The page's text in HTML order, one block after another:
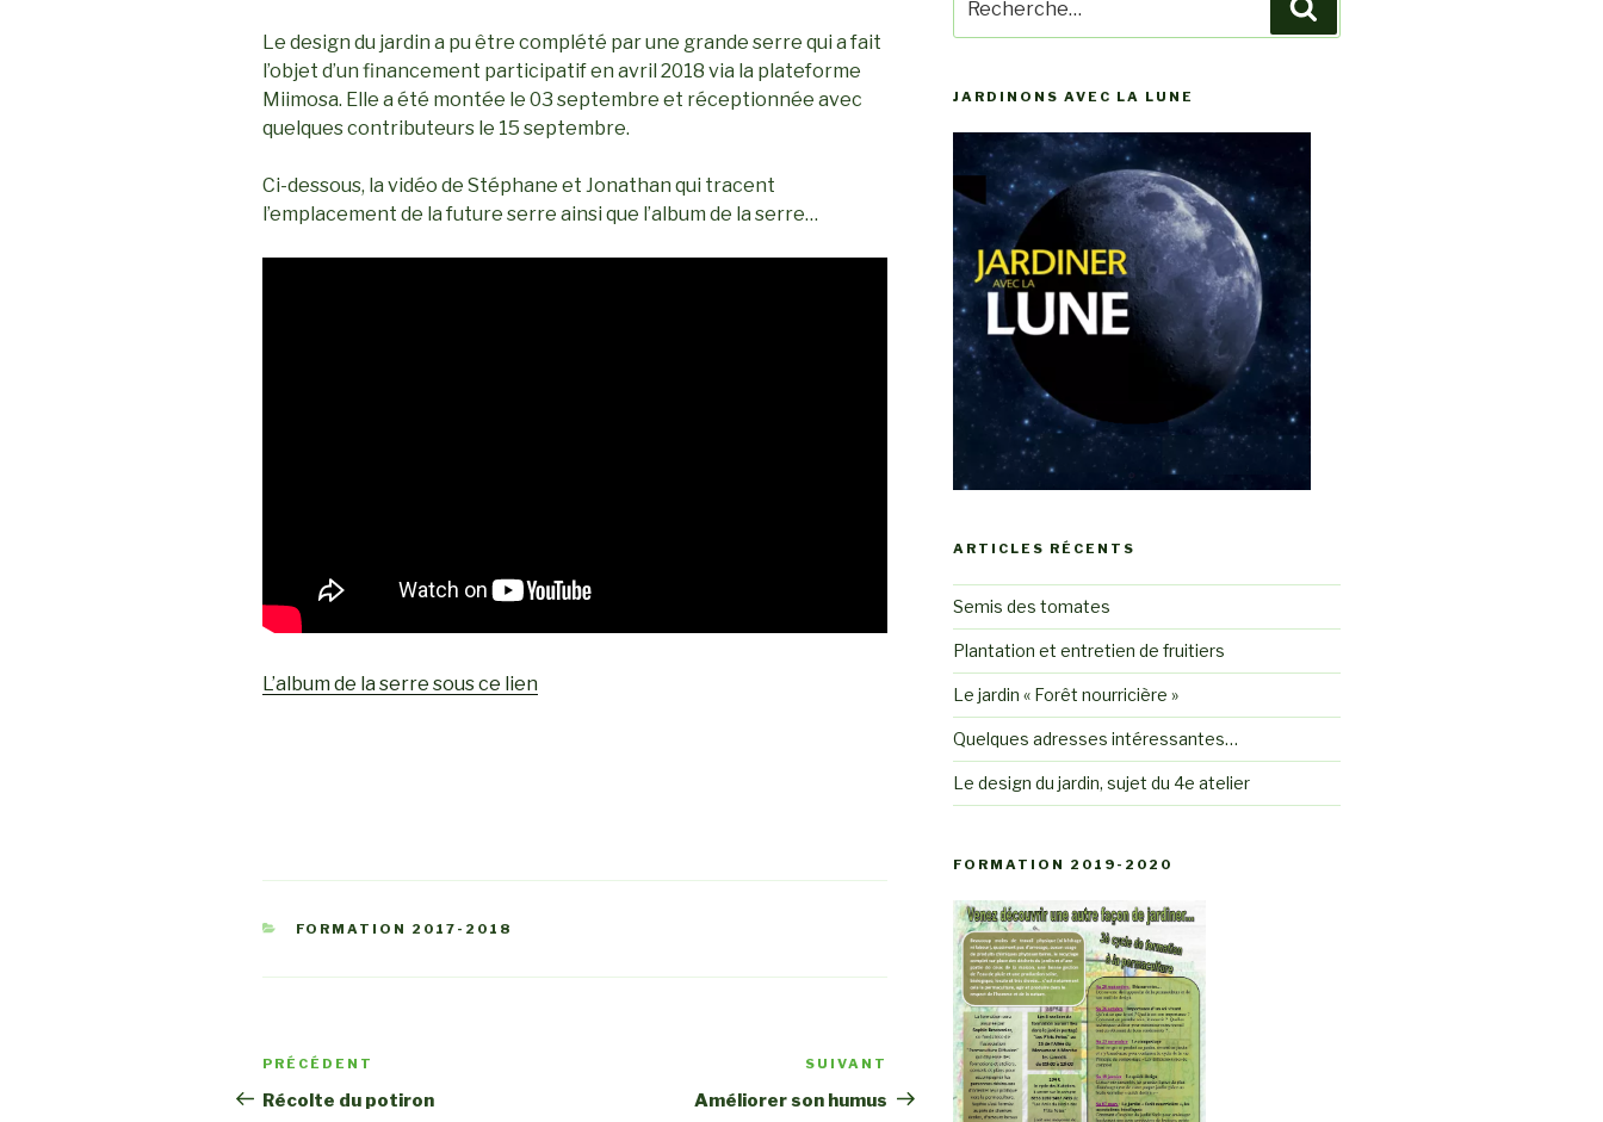
Le design du jardin a pu être complété par une grande serre qui a fait
l’objet d’un financement participatif en avril 2018 via la plateforme
Miimosa. Elle a été montée le 03 septembre et réceptionnée avec
quelques contributeurs le 15 septembre.
Ci-dessous, la vidéo de Stéphane et Jonathan qui tracent
l’emplacement de la future serre ainsi que l’album de la serre…
L’album de la serre sous ce lien
CATÉGORIES
FORMATION 2017-2018
Navigation
de
Article
précédent
PRÉCÉDENT
Récolte du potiron
Article
suivant
SUIVANT
Améliorer son humus
pour
JARDINONS AVEC LA LUNE
ARTICLES RÉCENTS
Semis des tomates
Plantation et entretien de fruitiers
Le jardin « Forêt nourricière »
Quelques adresses intéressantes…
Le design du jardin, sujet du 4e atelier
FORMATION 2019-2020